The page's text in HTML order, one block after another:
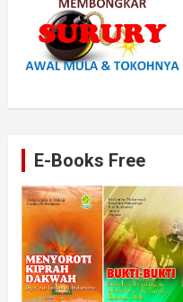
E-Books Free